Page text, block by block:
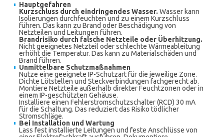
Hauptgefahren
Kurzschluss durch eindringendes Wasser. Wasser kann
Isolierungen durchfeuchten und zu einem Kurzschluss
führen. Das kann zu Brand oder Beschädigung von
Netzteilen und Leitungen führen.
Brandrisiko durch falsche Netzteile oder Überhitzung.
Nicht geeignetes Netzteil oder schlechte Wärmeableitung
erhöht die Temperatur. Das kann zu Materialschäden und
Brand führen.
Unmittelbare Schutzmaßnahmen
Nutze eine geeignete IP-Schutzart für die jeweilige Zone.
Dichte Lötstellen und Steckverbindungen fachgerecht ab.
Montiere Netzteile außerhalb direkter Feuchtzonen oder in
einem IP-geschützten Gehäuse.
Installiere einen Fehlerstromschutzschalter (RCD) 30 mA
für die Schaltung. Das reduziert das Risiko tödlicher
Stromschläge.
Bei Installation und Wartung
Lass fest installierte Leitungen und feste Anschlüsse von